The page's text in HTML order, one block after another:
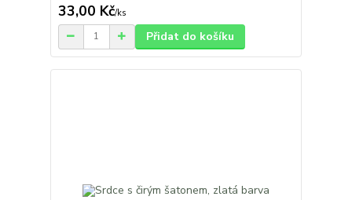
33,00 Kč/ks
Přidat do košíku